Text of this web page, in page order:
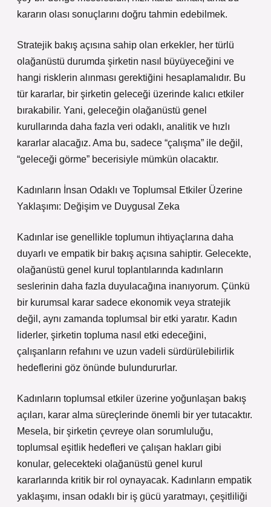
kararın olası sonuçlarını doğru tahmin edebilmek.
Stratejik bakış açısına sahip olan erkekler, her türlü
olağanüstü durumda şirketin nasıl büyüyeceğini ve
hangi risklerin alınması gerektiğini hesaplamalıdır. Bu
tür kararlar, bir şirketin geleceği üzerinde kalıcı etkiler
bırakabilir. Yani, geleceğin olağanüstü genel
kurullarında daha fazla veri odaklı, analitik ve hızlı
kararlar alacağız. Ama bu, sadece “çalışma” ile değil,
“geleceği görme” becerisiyle mümkün olacaktır.
Kadınların İnsan Odaklı ve Toplumsal Etkiler Üzerine
Yaklaşımı: Değişim ve Duygusal Zeka
Kadınlar ise genellikle toplumun ihtiyaçlarına daha
duyarlı ve empatik bir bakış açısına sahiptir. Gelecekte,
olağanüstü genel kurul toplantılarında kadınların
seslerinin daha fazla duyulacağına inanıyorum. Çünkü
bir kurumsal karar sadece ekonomik veya stratejik
değil, aynı zamanda toplumsal bir etki yaratır. Kadın
liderler, şirketin topluma nasıl etki edeceğini,
çalışanların refahını ve uzun vadeli sürdürülebilirlik
hedeflerini göz önünde bulundururlar.
Kadınların toplumsal etkiler üzerine yoğunlaşan bakış
açıları, karar alma süreçlerinde önemli bir yer tutacaktır.
Mesela, bir şirketin çevreye olan sorumluluğu,
toplumsal eşitlik hedefleri ve çalışan hakları gibi
konular, gelecekteki olağanüstü genel kurul
kararlarında kritik bir rol oynayacak. Kadınların empatik
yaklaşımı, insan odaklı bir iş gücü yaratmayı, çeşitliliği